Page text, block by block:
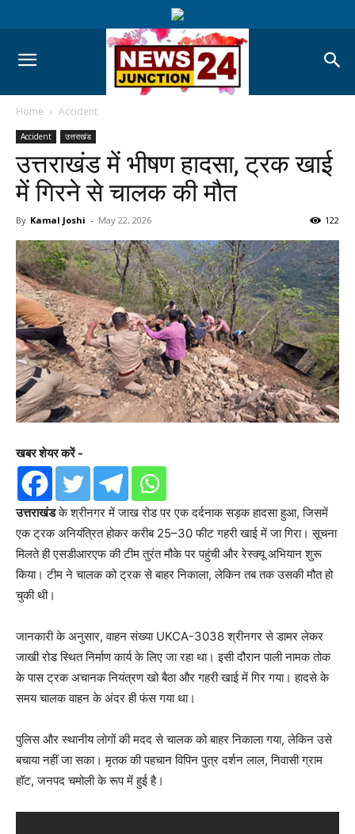
Home Accident
Accident उत्तराखंड
उत्तराखंड में भीषण हादसा, ट्रक खाई
में गिरने से चालक की मौत
By Kamal Joshi - May 22, 2026 122
खबर शेयर करें -
उत्तराखंडके श्रीनगर में जाख रोड पर एक दर्दनाक सड़क हादसा हुआ, जिसमें
एक ट्रक अनियंत्रित होकर करीब 25–30 फीट गहरी खाई में जा गिरा। सूचना
मिलते ही एसडीआरएफ की टीम तुरंत मौके पर पहुंची और रेस्क्यू अभियान शुरू
किया। टीम ने चालक को ट्रक से बाहर निकाला, लेकिन तब तक उसकी मौत हो
चुकी थी।
जानकारी के अनुसार, वाहन संख्या UKCA-3038 श्रीनगर से डामर लेकर
जाखी रोड स्थित निर्माण कार्य के लिए जा रहा था। इसी दौरान पाली नामक तोक
के पास ट्रक अचानक नियंत्रण खो बैठा और गहरी खाई में गिर गया। हादसे के
समय चालक वाहन के अंदर ही फंस गया था।
पुलिस और स्थानीय लोगों की मदद से चालक को बाहर निकाला गया, लेकिन उसे
बचाया नहीं जा सका। मृतक की पहचान विपिन पुत्र दर्शन लाल, निवासी ग्राम
हॉट, जनपद चमोली के रूप में हुई है।